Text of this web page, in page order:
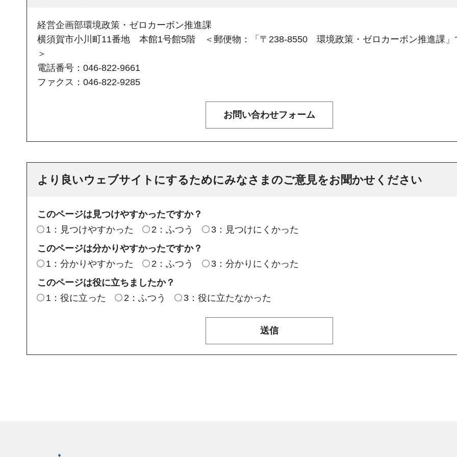
経営企画部環境政策・ゼロカーボン推進課
横須賀市小川町11番地 本館1号館5階 ＜郵便物：「〒238-8550 環境政策・ゼロカーボン推進課」
＞
電話番号：046-822-9661
ファクス：046-822-9285
より良いウェブサイトにするためにみなさまのご意見をお聞かせください
このページは見つけやすかったですか？
1：見つけやすかった
2：ふつう
3：見つけにくかった
このページは分かりやすかったですか？
1：分かりやすかった
2：ふつう
3：分かりにくかった
このページは役に立ちましたか？
1：役に立った
2：ふつう 3：役に立たなかった